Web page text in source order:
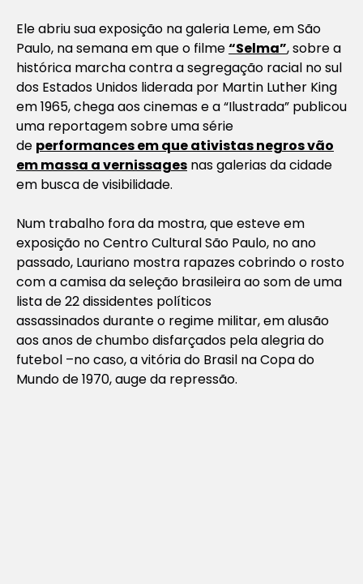
Ele abriu sua exposição na galeria Leme, em São
Paulo, na semana em que o filme“Selma”, sobre a
histórica marcha contra a segregação racial no sul
dos Estados Unidos liderada por Martin Luther King
em 1965, chega aos cinemas e a “Ilustrada” publicou
uma reportagem sobre uma série
de performances em que ativistas negros vão
em massa a vernissages nas galerias da cidade
em busca de visibilidade.
Num trabalho fora da mostra, que esteve em
exposição no Centro Cultural São Paulo, no ano
passado, Lauriano mostra rapazes cobrindo o rosto
com a camisa da seleção brasileira ao som de uma
lista de 22 dissidentes políticos
assassinados durante o regime militar, em alusão
aos anos de chumbo disfarçados pela alegria do
futebol –no caso, a vitória do Brasil na Copa do
Mundo de 1970, auge da repressão.